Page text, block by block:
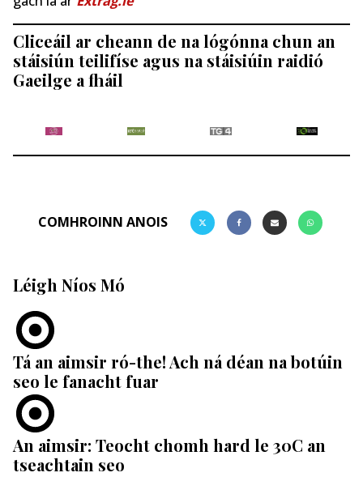
Cliceáil ar cheann de na lógónna chun an
stáisiún teilifíse agus na stáisiúin raidió
Gaeilge a fháil
COMHROINN ANOIS
Léigh Níos Mó
Tá an aimsir ró-the! Ach ná déan na botúin
seo le fanacht fuar
An aimsir: Teocht chomh hard le 30C an
tseachtain seo